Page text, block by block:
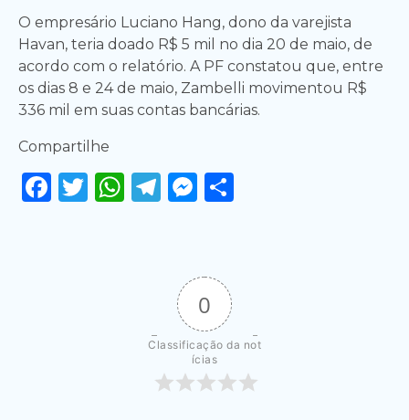
O empresário Luciano Hang, dono da varejista
Havan, teria doado R$ 5 mil no dia 20 de maio, de
acordo com o relatório. A PF constatou que, entre
os dias 8 e 24 de maio, Zambelli movimentou R$
336 mil em suas contas bancárias.
Compartilhe
Facebook
Twitter
WhatsApp
Telegram
Messenger
0
Classificação da not
ícias